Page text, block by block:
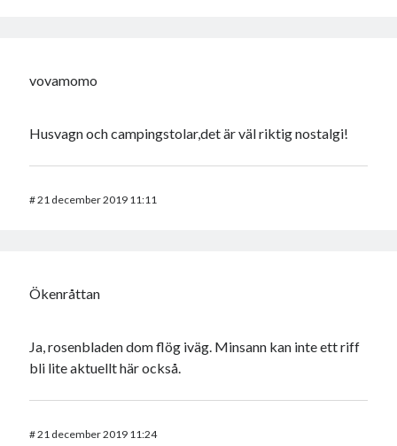
vovamomo
Husvagn och campingstolar,det är väl riktig nostalgi!
#21 december 2019 11:11
Ökenråttan
Ja, rosenbladen dom flög iväg. Minsann kan inte ett riff
bli lite aktuellt här också.
#21 december 2019 11:24